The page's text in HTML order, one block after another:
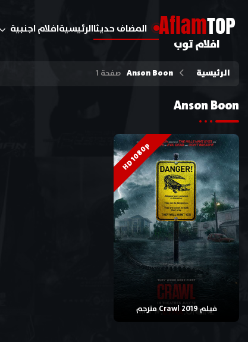
AflamTOP
افلام توب
المضاف حديثاالرئيسيةافلام اجنبية
الرئيسية Anson Boon صفحة 1
Anson Boon
HD 1080p
فيلم Crawl 2019 مترجم